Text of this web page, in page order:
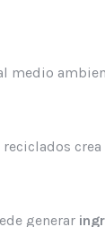
medio
generar